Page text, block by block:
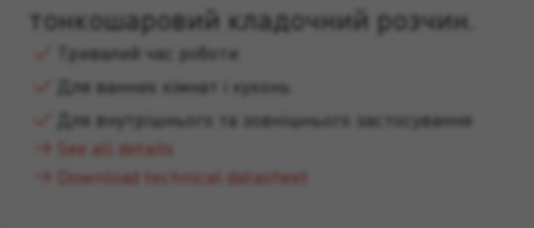
тонкошаровий кладочний розчин.
Тривалий час роботи
Для ванних кімнат і кухонь
Для внутрішнього та зовнішнього застосування
See all details
Download technical datasheet